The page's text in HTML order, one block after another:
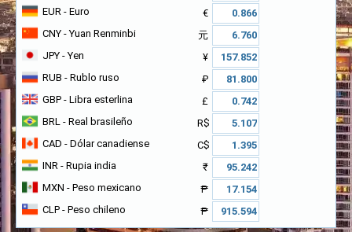
EUR - Euro
€
CNY - Yuan Renminbi
元
JPY - Yen
¥
RUB - Rublo ruso
₽
GBP - Libra esterlina
£
BRL - Real brasileño
R$
CAD - Dólar canadiense
C$
INR - Rupia india
₹
MXN - Peso mexicano
₱
CLP - Peso chileno ₱